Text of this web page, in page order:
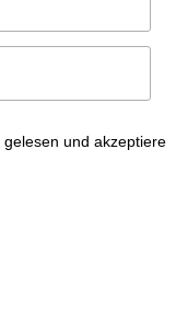
gelesen und akzeptiere